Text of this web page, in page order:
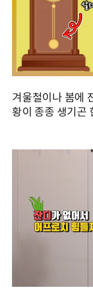
겨울철이나 봄에
황이 종종 생기곤